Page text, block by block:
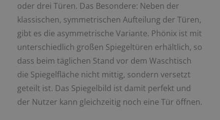
oder drei Türen. Das Besondere: Neben der
klassischen, symmetrischen Aufteilung der Türen,
gibt es die asymmetrische Variante. Phönix ist mit
unterschiedlich großen Spiegeltüren erhältlich, so
dass beim täglichen Stand vor dem Waschtisch
die Spiegelfläche nicht mittig, sondern versetzt
geteilt ist. Das Spiegelbild ist damit perfekt und
der Nutzer kann gleichzeitig noch eine Tür öffnen.